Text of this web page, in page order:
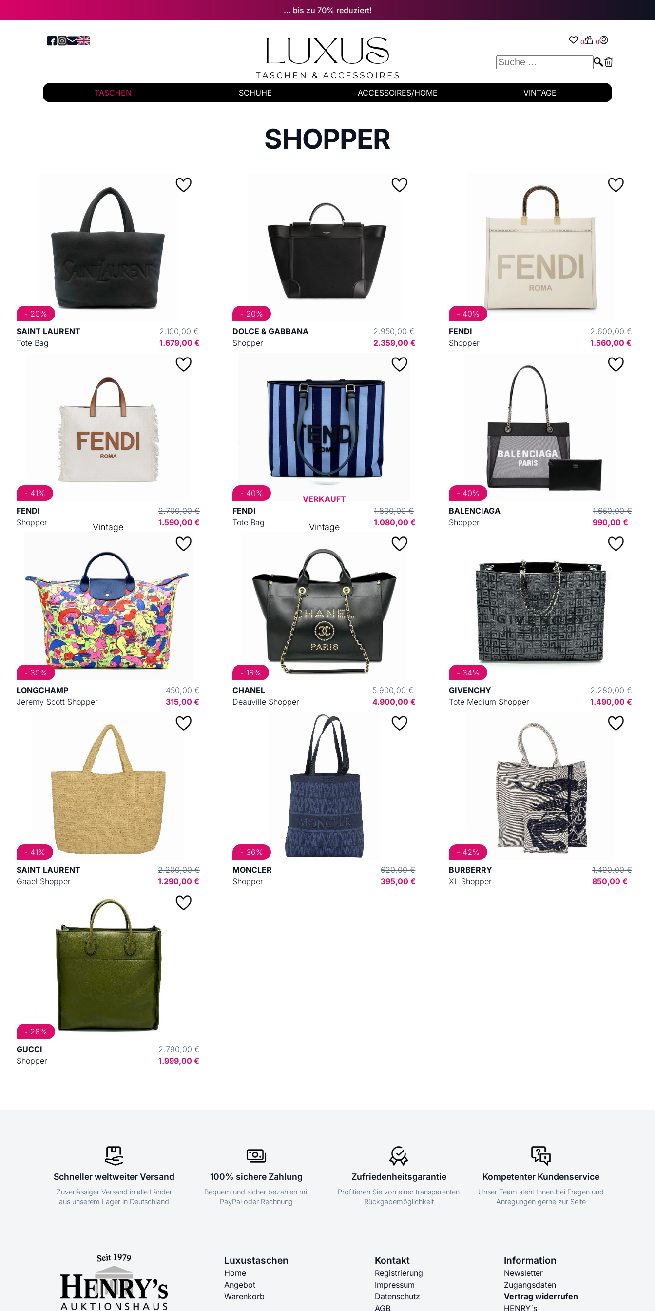
... bis zu 70% reduziert!
0 0
TASCHEN SCHUHE ACCESSOIRES/HOME VINTAGE
SHOPPER
SAINT LAURENT
Tote Bag
2.100,00 €
1.679,00 €
- 20%
DOLCE & GABBANA
Shopper
2.950,00 €
2.359,00 €
- 20%
FENDI
Shopper
2.600,00 €
1.560,00 €
- 40%
FENDI
Shopper
2.700,00 €
1.590,00 €
- 41%
FENDI
Tote Bag
1.800,00 €
1.080,00 €
VERKAUFT
- 40%
BALENCIAGA
Shopper
1.650,00 €
990,00 €
- 40%
LONGCHAMP
Jeremy Scott Shopper
450,00 €
315,00 €
- 30%
Vintage
CHANEL
Deauville Shopper
5.900,00 €
4.900,00 €
- 16%
Vintage
GIVENCHY
Tote Medium Shopper
2.280,00 €
1.490,00 €
- 34%
SAINT LAURENT
Gaael Shopper
2.200,00 €
1.290,00 €
- 41%
MONCLER
Shopper
620,00 €
395,00 €
- 36%
BURBERRY
XL Shopper
1.490,00 €
850,00 €
- 42%
GUCCI
Shopper
2.790,00 €
1.999,00 €
- 28%
Schneller weltweiter Versand
Zuverlässiger Versand in alle Länder
aus unserem Lager in Deutschland
100% sichere Zahlung
Bequem und sicher bezahlen mit
PayPal oder Rechnung
Zufriedenheitsgarantie
Profitieren Sie von einer transparenten
Rückgabemöglichkeit
Kompetenter Kundenservice
Unser Team steht Ihnen bei Fragen und
Anregungen gerne zur Seite
Luxustaschen
Home
Angebot
Warenkorb
Kontakt
Registrierung
Impressum
Datenschutz
AGB
Information
Newsletter
Zugangsdaten
Vertrag widerrufen
HENRY´s